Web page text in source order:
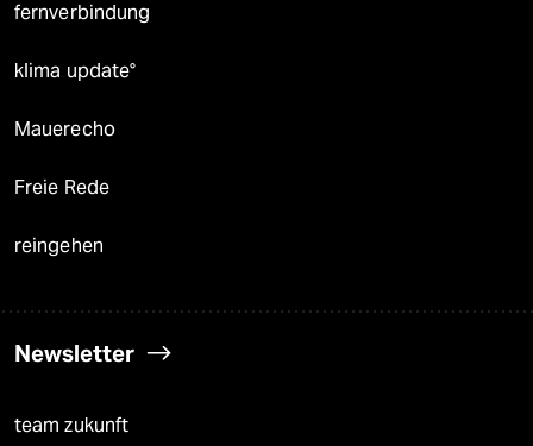
fernverbindung
klima update°
Mauerecho
Freie Rede
reingehen
Newsletter
team zukunft